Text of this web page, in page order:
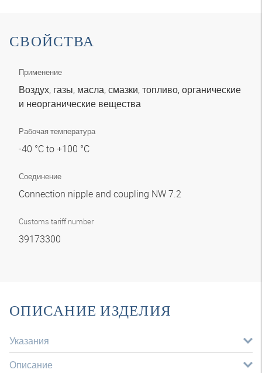
СВОЙСТВА
Применение
Воздух, газы, масла, смазки, топливо, органические
и неорганические вещества
Рабочая температура
-40 °C to +100 °C
Соединение
Connection nipple and coupling NW 7.2
Customs tariff number
39173300
ОПИСАНИЕ ИЗДЕЛИЯ
Указания
Описание